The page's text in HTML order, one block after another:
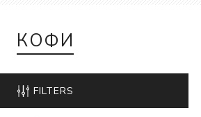
КОФИ
FILTERS